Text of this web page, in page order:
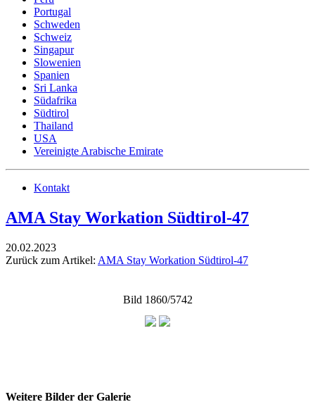
Portugal
Schweden
Schweiz
Singapur
Slowenien
Spanien
Sri Lanka
Südafrika
Südtirol
Thailand
USA
Vereinigte Arabische Emirate
Kontakt
AMA Stay Workation Südtirol-47
20.02.2023
Zurück zum Artikel: AMA Stay Workation Südtirol-47
Bild 1860/5742
Weitere Bilder der Galerie